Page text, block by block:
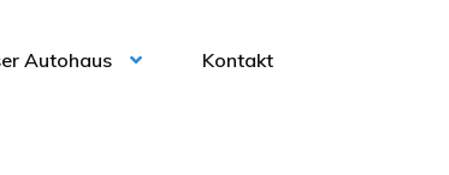
Autohaus Kontakt